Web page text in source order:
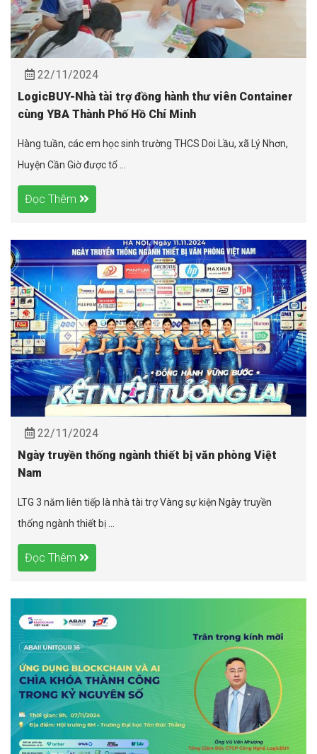
22/11/2024
LogicBUY-Nhà tài trợ đồng hành thư viên Container
cùng YBA Thành Phố Hồ Chí Minh
Hàng tuần, các em học sinh trường THCS Doi Lầu, xã Lý Nhơn,
Huyện Cần Giờ được tổ ...
Đọc Thêm
22/11/2024
Ngày truyền thống ngành thiết bị văn phòng Việt
Nam
LTG 3 năm liên tiếp là nhà tài trợ Vàng sự kiện Ngày truyền
thống ngành thiết bị ...
Đọc Thêm